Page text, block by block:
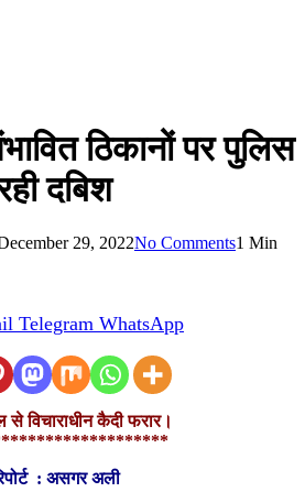
ठिकानों पर पुलिस
दबिश
29, 2022No Comments1 Min
Telegram WhatsApp
विचाराधीन कैदी फरार।
: असगर अली